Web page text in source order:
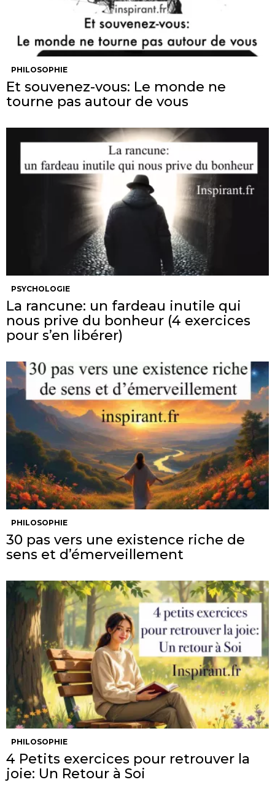
PHILOSOPHIE
Et souvenez-vous: Le monde ne
tourne pas autour de vous
PSYCHOLOGIE
La rancune: un fardeau inutile qui
nous prive du bonheur (4 exercices
pour s’en libérer)
PHILOSOPHIE
30 pas vers une existence riche de
sens et d’émerveillement
PHILOSOPHIE
4 Petits exercices pour retrouver la
joie: Un Retour à Soi